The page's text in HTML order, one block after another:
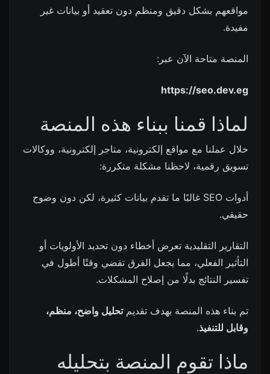
مواقعهم بشكل دقيق ومنظم دون تعقيد أو بيانات غير
مفيدة.
المنصة متاحة الآن عبر:
https://seo.dev.eg
لماذا قمنا ببناء هذه المنصة
خلال عملنا مع مواقع إلكترونية، متاجر إلكترونية، ووكالات
تسويق رقمية، لاحظنا مشكلة متكررة:
أدوات SEO غالبًا ما تقدم بيانات كثيرة، لكن دون وضوح
حقيقي.
التقارير التقليدية تعرض أخطاء دون تحديد الأولويات أو
التأثير الفعلي، مما يجعل الفرق تقضي وقتًا أطول في
تفسير النتائج بدلًا من إصلاح المشكلات.
تم بناء هذه المنصة بهدف تقديمتحليل واضح، منظم،
وقابل للتنفيذ.
ماذا تقوم المنصة بتحليله